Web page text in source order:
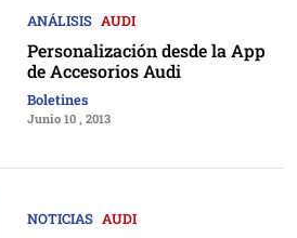
ANÁLISIS AUDI
Personalización desde la App
de Accesorios Audi
Boletines
Junio 10 , 2013
NOTICIAS AUDI